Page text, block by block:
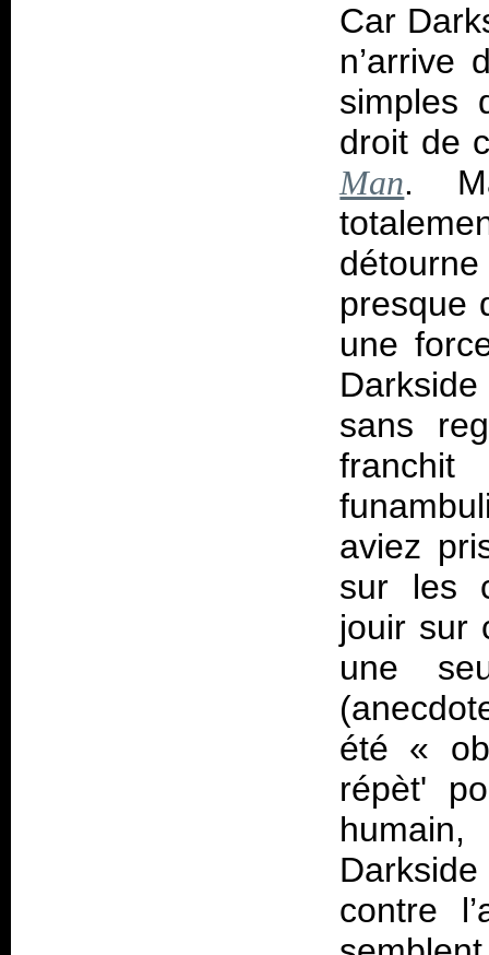
Car
n’arrive
simples
droit de
Man.
presque
une
sans
aviez
sur les
jouir sur
une
été «
répèt'
contre